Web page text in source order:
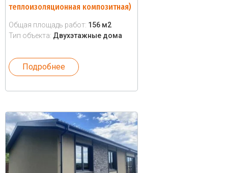
теплоизоляционная композитная)
Общая площадь работ: 156 м2
Тип объекта: Двухэтажные дома
Подробнее